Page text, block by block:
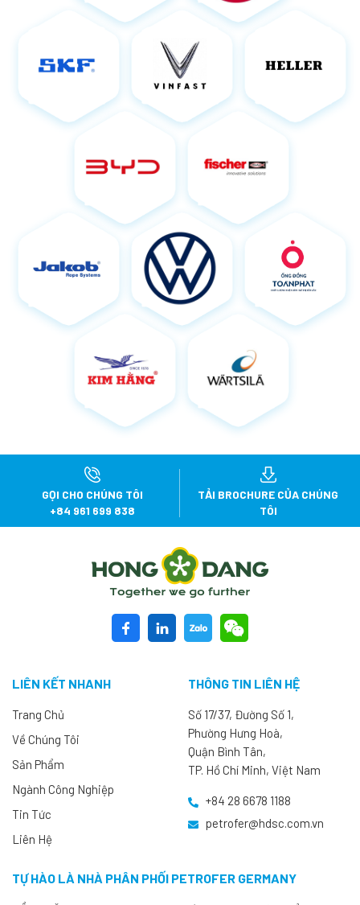
GỌI CHO CHÚNG TÔI
+84 961 699 838
TẢI BROCHURE CỦA CHÚNG
TÔI
LIÊN KẾT NHANH
Trang Chủ
Về Chúng Tôi
Sản Phẩm
Ngành Công Nghiệp
Tin Tức
Liên Hệ
THÔNG TIN LIÊN HỆ
Số 17/37, Đường Số 1,
Phường Hưng Hoà,
Quận Bình Tân,
TP. Hồ Chí Minh, Việt Nam
+84 28 6678 1188
petrofer@hdsc.com.vn
TỰ HÀO LÀ NHÀ PHÂN PHỐI PETROFER GERMANY